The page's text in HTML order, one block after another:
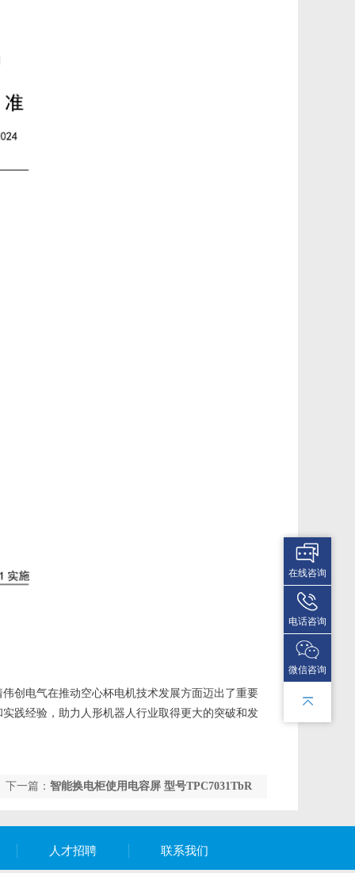
创电气在推动空心杯电机技术发展方面迈出了重要
践经验，助力人形机器人行业取得更大的突破和发
下一篇： 智能换电柜使用电容屏 型号TPC7031TbR
人才招聘 联系我们
在线咨询
电话咨询
微信咨询